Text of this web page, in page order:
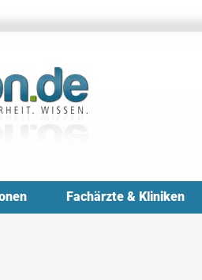
Fachärzte & Kliniken